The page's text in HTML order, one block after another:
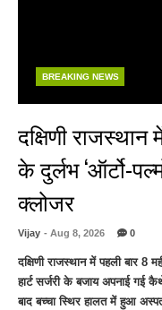
BREAKING NEWS
दक्षिणी
के दुर्लभ ‘ऑर्टो-
क्लोजर
Vijay - Aug 8, 2026 0
दक्षिणी राजस्थान में पहली बार
हार्ट सर्जरी के बजाय अपनाई गई
बाद बच्चा स्थिर हालत में हुआ